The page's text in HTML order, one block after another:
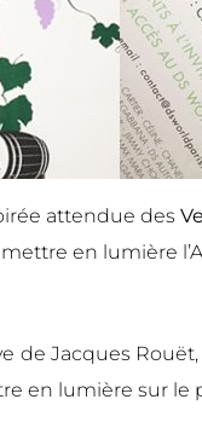
attendue des
en lumière
de Jacques
en lumière sur le